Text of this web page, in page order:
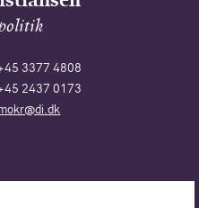
3377 4808
2437 0173